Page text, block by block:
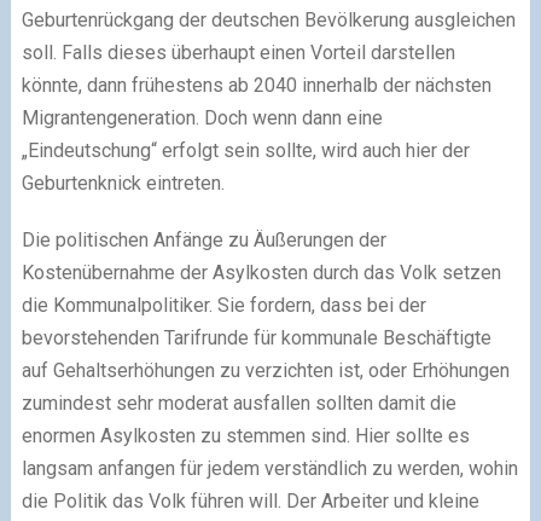
Geburtenrückgang der deutschen Bevölkerung ausgleichen
soll. Falls dieses überhaupt einen Vorteil darstellen
könnte, dann frühestens ab 2040 innerhalb der nächsten
Migrantengeneration. Doch wenn dann eine
„Eindeutschung“ erfolgt sein sollte, wird auch hier der
Geburtenknick eintreten.
Die politischen Anfänge zu Äußerungen der
Kostenübernahme der Asylkosten durch das Volk setzen
die Kommunalpolitiker. Sie fordern, dass bei der
bevorstehenden Tarifrunde für kommunale Beschäftigte
auf Gehaltserhöhungen zu verzichten ist, oder Erhöhungen
zumindest sehr moderat ausfallen sollten damit die
enormen Asylkosten zu stemmen sind. Hier sollte es
langsam anfangen für jedem verständlich zu werden, wohin
die Politik das Volk führen will. Der Arbeiter und kleine